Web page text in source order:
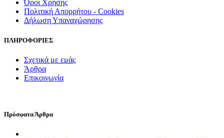
Όροι Χρήσης
Πολιτική Απορρήτου - Cookies
Δήλωση Υπαναχώρησης
ΠΛΗΡΟΦΟΡΙΕΣ
Σχετικά με εμάς
Άρθρα
Επικοινωνία
Πρόσφατα Άρθρα